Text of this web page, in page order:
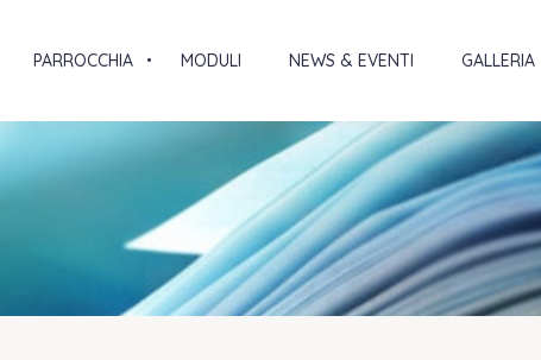
PARROCCHIA MODULI NEWS & EVENTI GALLERIA